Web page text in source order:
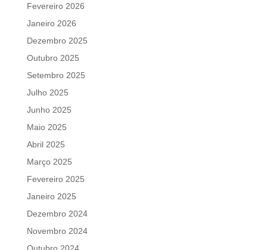
Fevereiro 2026
Janeiro 2026
Dezembro 2025
Outubro 2025
Setembro 2025
Julho 2025
Junho 2025
Maio 2025
Abril 2025
Março 2025
Fevereiro 2025
Janeiro 2025
Dezembro 2024
Novembro 2024